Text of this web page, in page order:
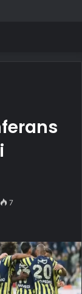
uygulayacak
7